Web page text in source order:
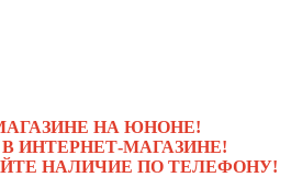
НА ЮНОНЕ!
ИНТЕРНЕТ-МАГАЗИНЕ!
НАЛИЧИЕ ПО ТЕЛЕФОНУ!